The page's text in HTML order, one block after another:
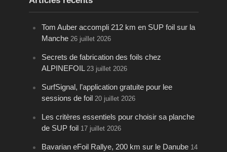
Tom Auber accompli 212 km en SUP foil sur la
Manche 26 juillet 2026
Secrets de fabrication des foils chez
ALPINEFOIL 23 juillet 2026
SurfSignal, l’application gratuite pour lee
sessions de foil 20 juillet 2026
Les critères essentiels pour choisir sa planche
de SUP foil 17 juillet 2026
Bavarian eFoil Rallye, 200 km sur le Danube 14